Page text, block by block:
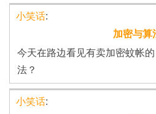
小笑话:
加密与算
今天在路边看见有卖加密蚊帐
法？
小笑话: